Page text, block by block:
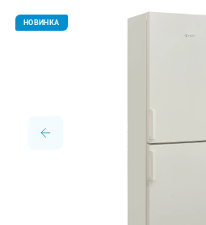
Вытяжки
О бренде
НОВИНКА